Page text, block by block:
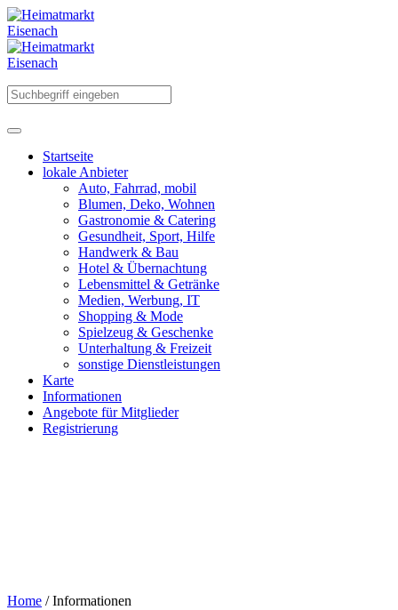
Startseite
lokale Anbieter
Auto, Fahrrad, mobil
Blumen, Deko, Wohnen
Gastronomie & Catering
Gesundheit, Sport, Hilfe
Handwerk & Bau
Hotel & Übernachtung
Lebensmittel & Getränke
Medien, Werbung, IT
Shopping & Mode
Spielzeug & Geschenke
Unterhaltung & Freizeit
sonstige Dienstleistungen
Karte
Informationen
Angebote für Mitglieder
Registrierung
Home /Informationen